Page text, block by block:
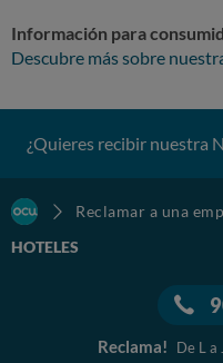
Información para
Descubre más sobre
¿Quieres recibir nuestra
Reclamar a una
HOTELES
Reclama! De L a